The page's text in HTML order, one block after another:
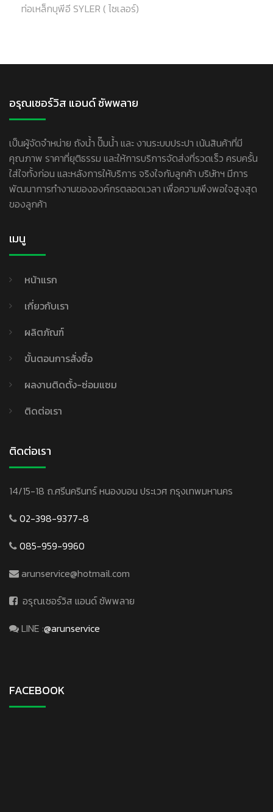
ท่อเหล็กบุพีอี SYLER ( ไซเลอร์)
อรุณเซอร์วิส แอนด์ ซัพพลาย
เป็นผู้จัดจำหน่าย ถังน้ำ ปั๊มน้ำ และ งานระบบประปา เน้นสินค้าที่มี
คุณภาพ ราคาที่ยุติธรรม และให้การบริการจัดส่งที่รวดเร็ว ครบครั้น
ใส่ใจทั้งก่อน และหลังการให้บริการ จริงใจกับลูกค้า บริษัทฯ มีการ
พัฒนาการทำงานขององค์กรตลอดเวลา เพื่อความพึงพอใจสูงสุด
ของลูกค้า
เมนู
หน้าแรก
เกี่ยวกับเรา
ผลิตภัณฑ์
ขั้นตอนการสั่งซื้อ
ผลงานติดตั้ง-ซ่อมแซม
ติดต่อเรา
ติดต่อเรา
14/15-18 ถ.ศรีนครินทร์ หนองบอน ประเวศ กรุงเทพมหานคร
02-398-9377-8
085-959-9960
arunservice@hotmail.com
อรุณเซอร์วิส แอนด์ ซัพพลาย
LINE :@arunservice
FACEBOOK